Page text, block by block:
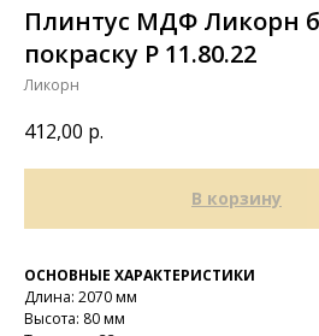
Плинтус МДФ Ликорн
покраску Р 11.80.22
Ликорн
412,00 р.
В корзину
ОСНОВНЫЕ ХАРАКТЕРИСТИКИ
Длина: 2070 мм
Высота: 80 мм